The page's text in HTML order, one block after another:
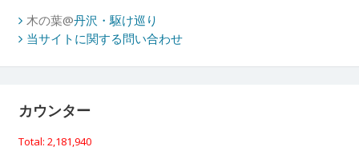
木の葉@丹沢・駆け巡り
当サイトに関する問い合わせ
カウンター
Total: 2,181,940